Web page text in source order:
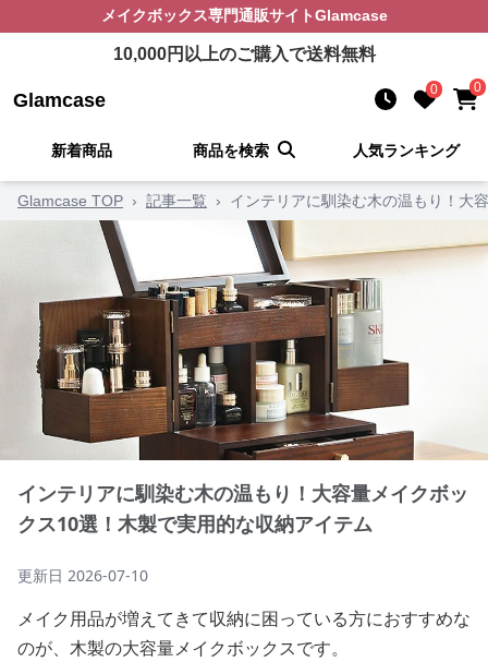
メイクボックス専門通販サイトGlamcase
10,000円以上のご購入で送料無料
Glamcase 0 0
新着商品 商品を検索 人気ランキング
Glamcase TOP › 記事一覧 › インテリアに馴染む木の温もり！大
インテリアに馴染む木の温もり！大容量メイクボッ
クス10選！木製で実用的な収納アイテム
更新日 2026-07-10
メイク用品が増えてきて収納に困っている方におすすめな
のが、木製の大容量メイクボックスです。